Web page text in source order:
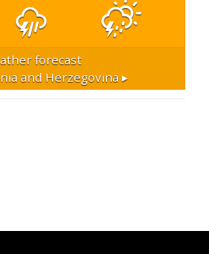
forecast
and Herzegovina ▸